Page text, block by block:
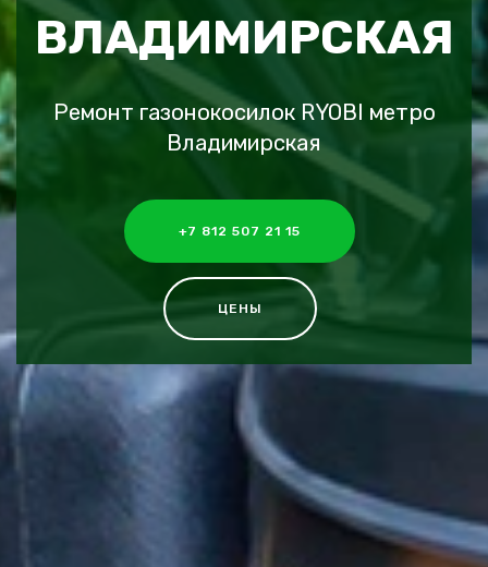
ВЛАДИМИРСКАЯ
Ремонт газонокосилок RYOBI метро
Владимирская
+7 812 507 21 15
ЦЕНЫ